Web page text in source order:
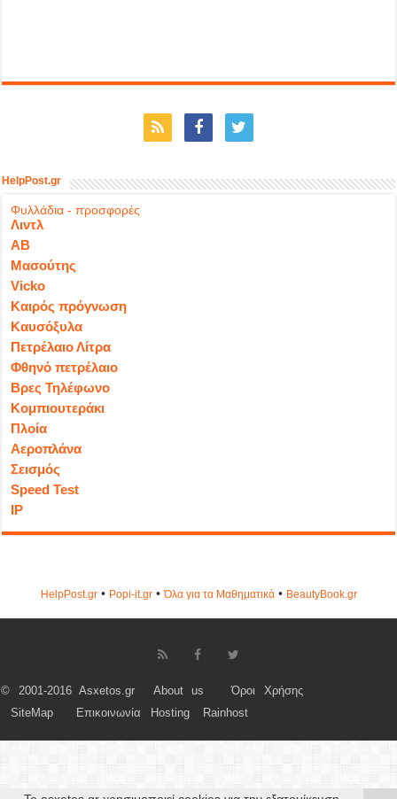
HelpPost.gr
Φυλλάδια - προσφορές
Λιντλ
ΑΒ
Μασούτης
Vicko
Καιρός πρόγνωση
Καυσόξυλα
Πετρέλαιο Λίτρα
Φθηνό πετρέλαιο
Βρες Τηλέφωνο
Κομπιουτεράκι
Πλοία
Αεροπλάνα
Σεισμός
Speed Test
IP
HelpPost.gr• Popi-it.gr•Όλα για τα Μαθηματικά• ΒeautyΒook.gr
© 2001-2016 Asxetos.gr About us
Όροι Χρήσης
SiteMap
Επικοινωνία Hosting Rainhost